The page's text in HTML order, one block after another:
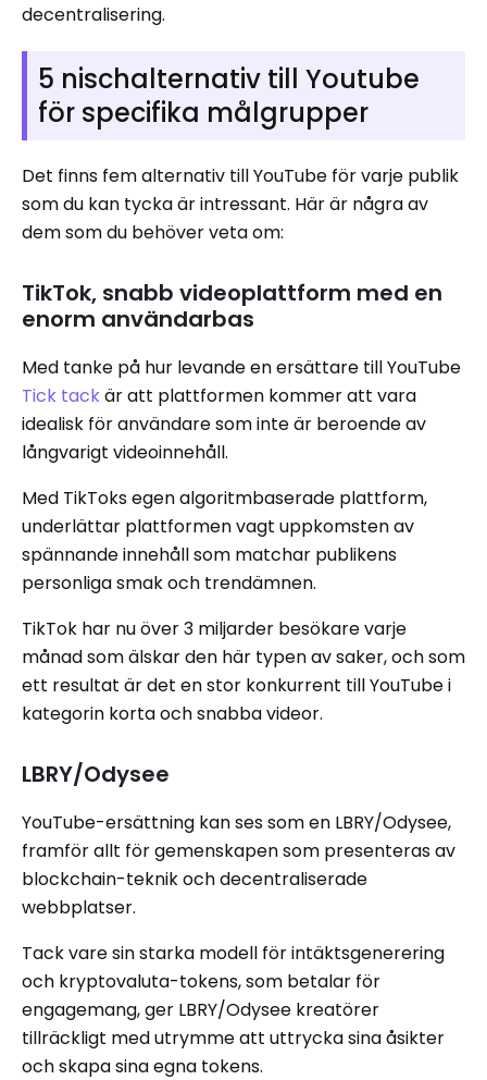
decentralisering.
5 nischalternativ till Youtube
för specifika målgrupper
Det finns fem alternativ till YouTube för varje publik
som du kan tycka är intressant. Här är några av
dem som du behöver veta om:
TikTok, snabb videoplattform med en
enorm användarbas
Med tanke på hur levande en ersättare till YouTube
Tick ​​tackär att plattformen kommer att vara
idealisk för användare som inte är beroende av
långvarigt videoinnehåll.
Med TikToks egen algoritmbaserade plattform,
underlättar plattformen vagt uppkomsten av
spännande innehåll som matchar publikens
personliga smak och trendämnen.
TikTok har nu över 3 miljarder besökare varje
månad som älskar den här typen av saker, och som
ett resultat är det en stor konkurrent till YouTube i
kategorin korta och snabba videor.
LBRY/Odysee
YouTube-ersättning kan ses som en LBRY/Odysee,
framför allt för gemenskapen som presenteras av
blockchain-teknik och decentraliserade
webbplatser.
Tack vare sin starka modell för intäktsgenerering
och kryptovaluta-tokens, som betalar för
engagemang, ger LBRY/Odysee kreatörer
tillräckligt med utrymme att uttrycka sina åsikter
och skapa sina egna tokens.